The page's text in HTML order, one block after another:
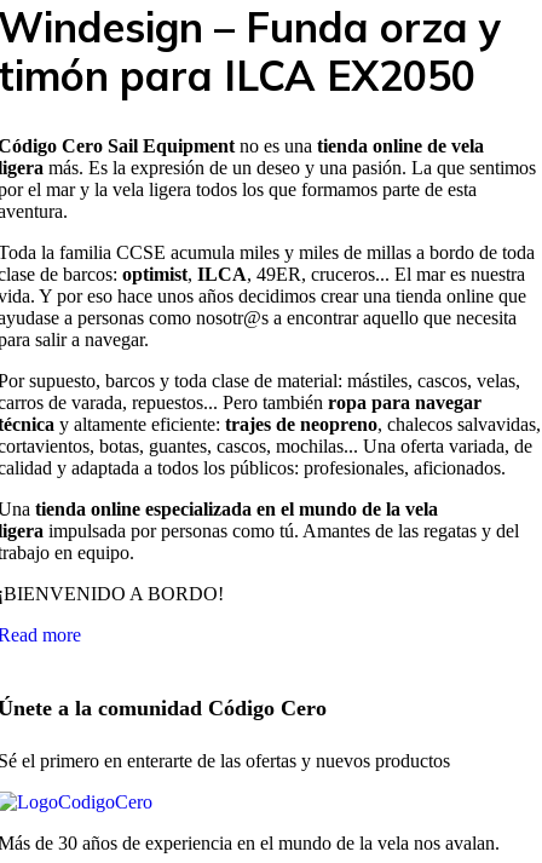
– Funda orza y
para ILCA EX2050
Cero Sail Equipment no es una tienda online de vela
más. Es la expresión de un deseo y una pasión. La que sentimos
el mar y la vela ligera todos los que formamos parte de esta
la familia CCSE acumula miles y miles de millas a bordo de toda
de barcos: optimist, ILCA, 49ER, cruceros... El mar es nuestra
Y por eso hace unos años decidimos crear una tienda online que
a personas como nosotr@s a encontrar aquello que necesita
salir a navegar.
supuesto, barcos y toda clase de material: mástiles, cascos, velas,
de varada, repuestos... Pero también ropa para navegar
y altamente eficiente: trajes de neopreno, chalecos salvavidas,
botas, guantes, cascos, mochilas... Una oferta variada, de
y adaptada a todos los públicos: profesionales, aficionados.
tienda online especializada en el mundo de la vela
impulsada por personas como tú. Amantes de las regatas y del
en equipo.
A BORDO!
more
a la comunidad Código Cero
el primero en enterarte de las ofertas y nuevos productos
de 30 años de experiencia en el mundo de la vela nos avalan.